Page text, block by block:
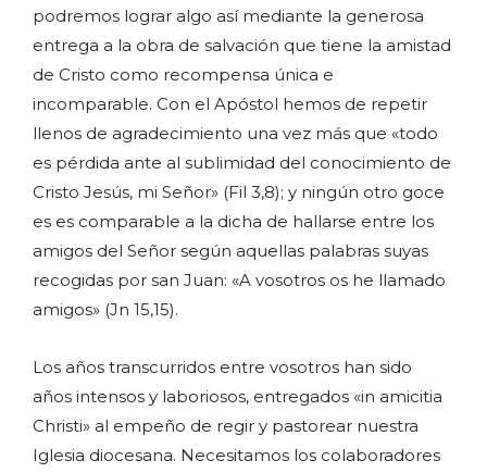
podremos lograr algo así mediante la generosa
entrega a la obra de salvación que tiene la amistad
de Cristo como recompensa única e
incomparable. Con el Apóstol hemos de repetir
llenos de agradecimiento una vez más que «todo
es pérdida ante al sublimidad del conocimiento de
Cristo Jesús, mi Señor» (Fil 3,8); y ningún otro goce
es es comparable a la dicha de hallarse entre los
amigos del Señor según aquellas palabras suyas
recogidas por san Juan: «A vosotros os he llamado
amigos» (Jn 15,15).
Los años transcurridos entre vosotros han sido
años intensos y laboriosos, entregados «in amicitia
Christi» al empeño de regir y pastorear nuestra
Iglesia diocesana. Necesitamos los colaboradores